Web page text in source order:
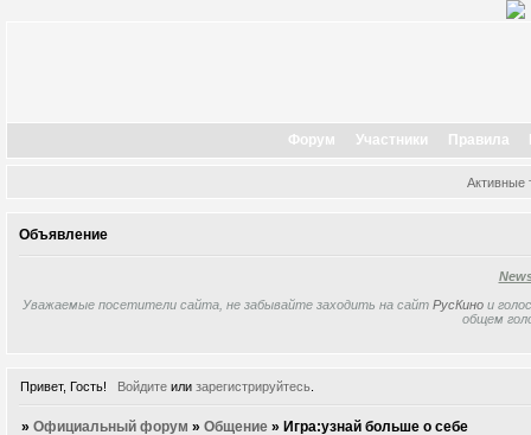
Форум Участники Правила
Активные
Объявление
Уважаемые посетители сайта, не забывайте заходить на сайт РусКино и
общем
Привет, Гость! Войдитеили зарегистрируйтесь.
»Официальный форум »Общение »Игра:узнай больше о себе